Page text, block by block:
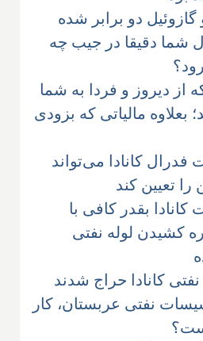
گازوئیل دو برابر شده
دقیقا در جیب چه
از دیروز و فردا به شما
بعلاوه مالیاتی که بزودی
فدرال کانادا می‌تواند
را تعیین کند
کانادا بقدر کافی با
کشیدن لوله نفتی
کانادا حراج شدند
نفتی عربستان، کار